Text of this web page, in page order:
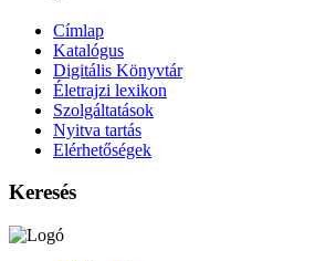
Címlap
Katalógus
Digitális Könyvtár
Életrajzi lexikon
Szolgáltatások
Nyitva tartás
Elérhetőségek
Keresés